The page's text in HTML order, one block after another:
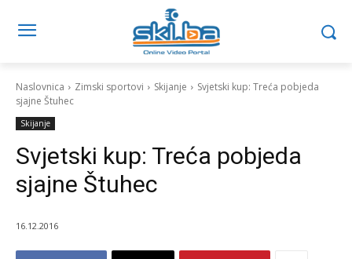
Naslovnica Zimski sportovi Skijanje
Svjetski kup: Treća pobjeda
sjajne Štuhec
Skijanje
Svjetski kup: Treća pobjeda
sjajne Štuhec
16.12.2016